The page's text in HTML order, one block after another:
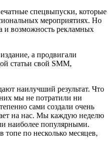
спецвыпуски, которые
мероприятиях. Но
и возможность рекламных
а продвигали
статьи свой SMM,
наилучший результат. Что
мы не потратили ни
сами создали очень
на нас. Мы каждую неделю
наиболее популярными.
топе по несколько месяцев,